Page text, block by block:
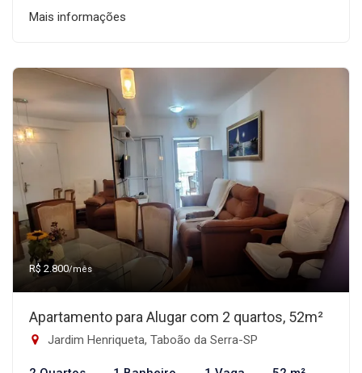
Mais informações
R$ 2.800/mês
Apartamento para Alugar com 2 quartos, 52m²
Jardim Henriqueta, Taboão da Serra-SP